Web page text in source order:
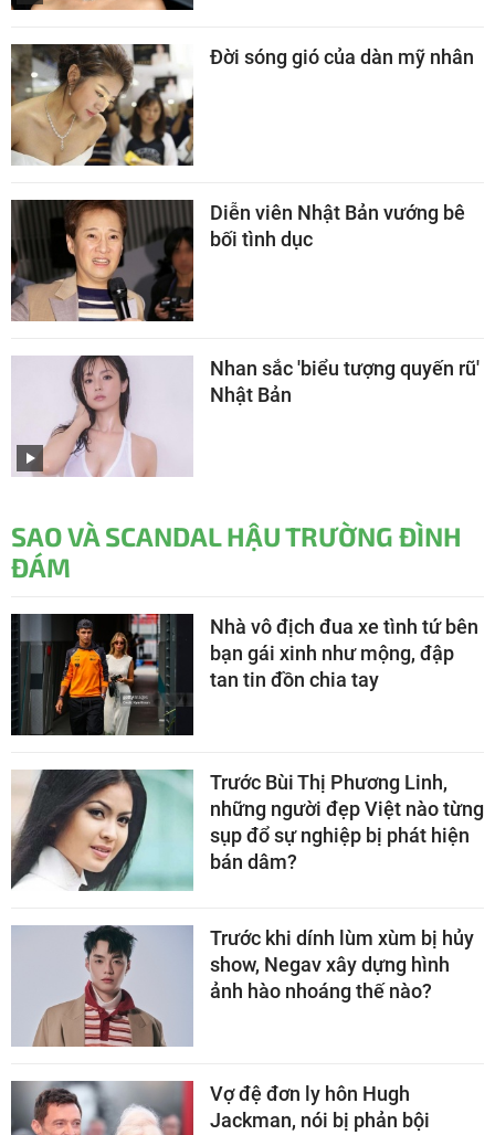
Đời sóng gió của dàn mỹ nhân
Diễn viên Nhật Bản vướng bê
bối tình dục
Nhan sắc 'biểu tượng quyến rũ'
Nhật Bản
SAO VÀ SCANDAL HẬU TRƯỜNG ĐÌNH
ĐÁM
Nhà vô địch đua xe tình tứ bên
bạn gái xinh như mộng, đập
tan tin đồn chia tay
Trước Bùi Thị Phương Linh,
những người đẹp Việt nào từng
sụp đổ sự nghiệp bị phát hiện
bán dâm?
Trước khi dính lùm xùm bị hủy
show, Negav xây dựng hình
ảnh hào nhoáng thế nào?
Vợ đệ đơn ly hôn Hugh
Jackman, nói bị phản bội